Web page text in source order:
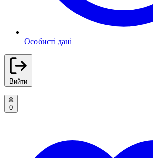
Особисті дані
Вийти
0